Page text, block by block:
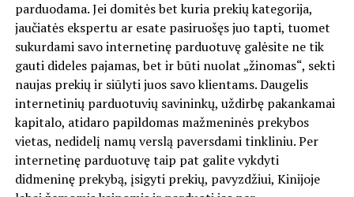
parduodama. Jei domitės bet kuria prekių kategorija,
jaučiatės ekspertu ar esate pasiruošęs juo tapti, tuomet
sukurdami savo internetinę parduotuvę galėsite ne tik
gauti dideles pajamas, bet ir būti nuolat „žinomas“, sekti
naujas prekių ir siūlyti juos savo klientams. Daugelis
internetinių parduotuvių savininkų, uždirbę pakankamai
kapitalo, atidaro papildomas mažmeninės prekybos
vietas, nedidelį namų verslą paversdami tinkliniu. Per
internetinę parduotuvę taip pat galite vykdyti
didmeninę prekybą, įsigyti prekių, pavyzdžiui, Kinijoje